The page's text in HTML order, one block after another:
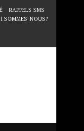
RAPPELS SMS
SOMMES-NOUS?